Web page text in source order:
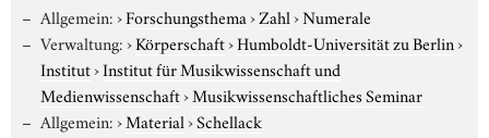
Allgemein:›Forschungsthema›Zahl›Numerale
Verwaltung:›Körperschaft›Humboldt-Universität zu Berlin›
Institut›Institut für Musikwissenschaft und
Medienwissenschaft›Musikwissenschaftliches Seminar
Allgemein:›Material›Schellack